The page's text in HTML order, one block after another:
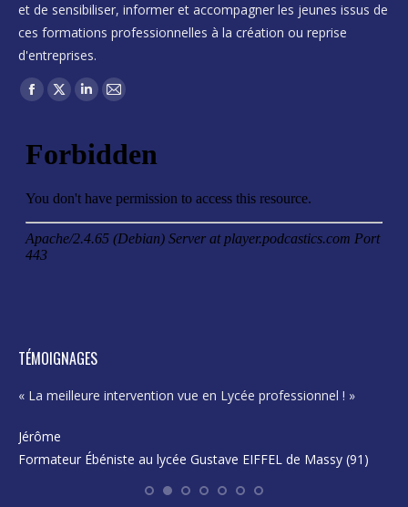
et de sensibiliser, informer et accompagner les jeunes issus de
ces formations professionnelles à la création ou reprise
d'entreprises.
Trouvez nous sur :
Facebook
opens
new
window
X
opens
new
window
LinkedIn
opens
new
window
Mail
opens
new
window
TÉMOIGNAGES
« La meilleure intervention vue en Lycée professionnel ! »
Jérôme
Formateur Ébéniste au lycée Gustave EIFFEL de Massy (91)